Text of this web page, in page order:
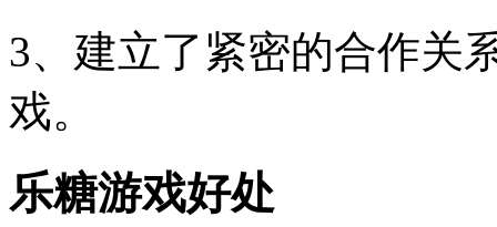
3、建立了紧密的合作关
戏。
乐糖游戏好处